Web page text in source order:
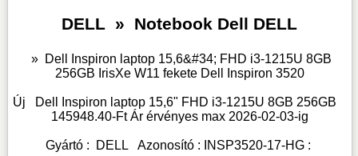
DELL » Notebook Dell DELL
» Dell Inspiron laptop 15,6&#34; FHD i3-1215U 8GB
256GB IrisXe W11 fekete Dell Inspiron 3520
Új Dell Inspiron laptop 15,6" FHD i3-1215U 8GB 256GB
145948.40-Ft Ár érvényes max 2026-02-03-ig
Gyártó : DELL Azonosító : INSP3520-17-HG: